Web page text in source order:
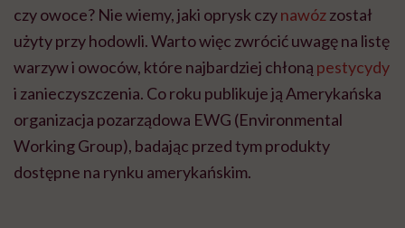
czy owoce? Nie wiemy, jaki oprysk czynawózzostał
użyty przy hodowli. Warto więc zwrócić uwagę na listę
warzyw i owoców, które najbardziej chłoną pestycydy
i zanieczyszczenia. Co roku publikuje ją Amerykańska
organizacja pozarządowa EWG (Environmental
Working Group), badając przed tym produkty
dostępne na rynku amerykańskim.